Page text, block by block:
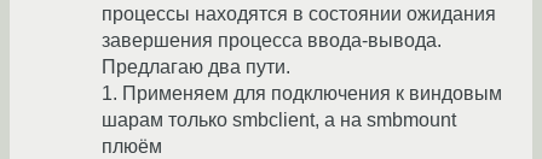
процессы находятся в состоянии ожидания
завершения процесса ввода-вывода.
Предлагаю два пути.
1. Применяем для подключения к виндовым
шарам только smbclient, а на smbmount
плюём